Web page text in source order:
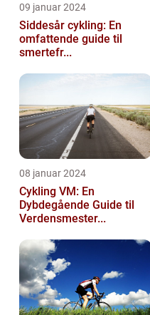
09 januar 2024
Siddesår cykling: En
omfattende guide til
smertefr...
08 januar 2024
Cykling VM: En
Dybdegående Guide til
Verdensmester...